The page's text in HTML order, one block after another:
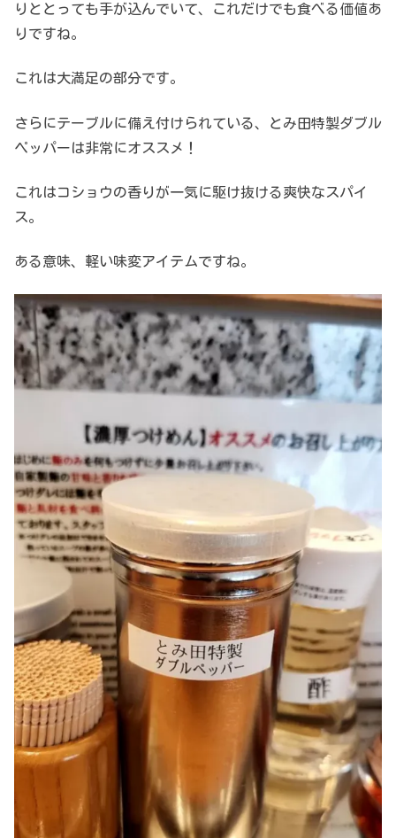
りととっても手が込んでいて、これだけでも食べる価値あ
りですね。
これは大満足の部分です。
さらにテーブルに備え付けられている、とみ田特製ダブル
ペッパーは非常にオススメ！
これはコショウの香りが一気に駆け抜ける爽快なスパイ
ス。
ある意味、軽い味変アイテムですね。